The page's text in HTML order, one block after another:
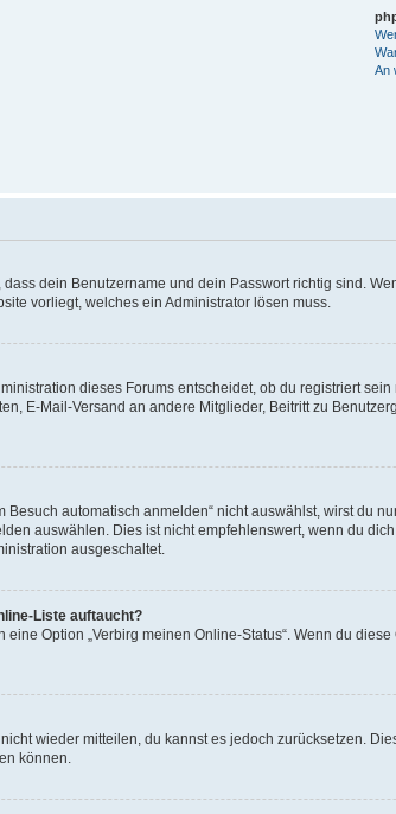
An
dein Benutzername und dein Passwort richtig sind.
vorliegt, welches ein Administrator lösen muss.
dieses Forums entscheidet, ob du registriert
E-Mail-Versand an andere Mitglieder, Beitritt zu
automatisch anmelden“ nicht auswählst, wirst
auswählen. Dies ist nicht empfehlenswert, wenn du
ausgeschaltet.
Liste auftaucht?
Option „Verbirg meinen Online-Status“. Wenn du
wieder mitteilen, du kannst es jedoch zurücksetzen.
können.